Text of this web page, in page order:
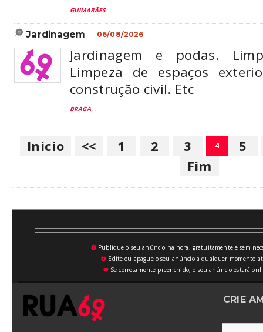
GUIMARÃES
jardinagem 06/08/2026
Jardinagem e podas.
Limpeza de espaços
construção civil. Etc
BRAGA
Inicio << 1 2 3 4
5
Fim
💥Publique o seu anúncio na hora, gratuitamente e sem
⚙ Edite ou apague o seu anúncio a qualquer momento
♥Se corretamente preenchido, o seu anúncio estará
CRIE